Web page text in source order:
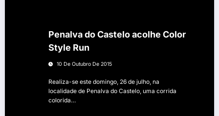
Penalva do Castelo acolhe Color
Style Run
10 De Outubro De 2015
Realiza-se este domingo, 26 de julho, na
localidade de Penalva do Castelo, uma corrida
colorida…